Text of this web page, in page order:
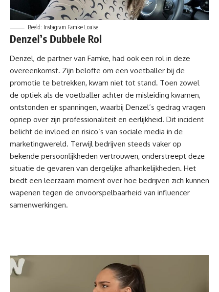
Beeld: Instagram Famke Louise
Denzel’s Dubbele Rol
Denzel, de partner van Famke, had ook een rol in deze
overeenkomst. Zijn belofte om een voetballer bij de
promotie te betrekken, kwam niet tot stand. Toen zowel
de optiek als de voetballer achter de misleiding kwamen,
ontstonden er spanningen, waarbij Denzel’s gedrag vragen
opriep over zijn professionaliteit en eerlijkheid. Dit incident
belicht de invloed en risico’s van sociale media in de
marketingwereld. Terwijl bedrijven steeds vaker op
bekende persoonlijkheden vertrouwen, onderstreept deze
situatie de gevaren van dergelijke afhankelijkheden. Het
biedt een leerzaam moment over hoe bedrijven zich kunnen
wapenen tegen de onvoorspelbaarheid van influencer
samenwerkingen.